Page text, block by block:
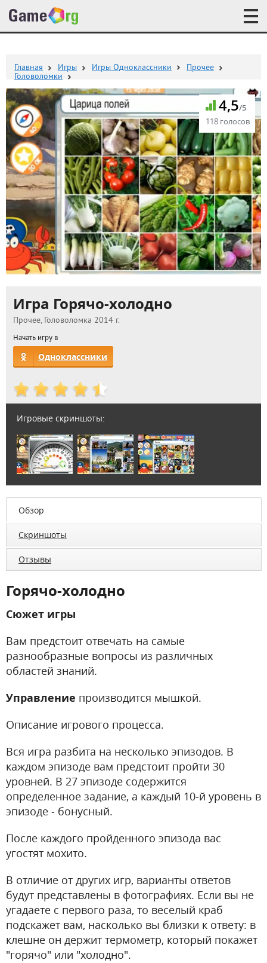
Главная Игры Игры Одноклассники
Прочее
Головоломки
4,5/5
118 голосов
Игра Горячо-холодно
Прочее, Головоломка 2014 г.
Начать игру в
Одноклассники
Игровые скриншоты:
Обзор
Скриншоты
Отзывы
Горячо-холодно
Сюжет игры
Вам предстоит отвечать на самые
разнообразные вопросы из различных
областей знаний.
Управление производится мышкой.
Описание игрового процесса.
Вся игра разбита на несколько эпизодов. В
каждом эпизоде вам предстоит пройти 30
уровней. В 27 эпизоде содержится
определенное задание, а каждый 10-й уровень в
эпизоде - бонусный.
После каждого пройденного эпизода вас
угостят мохито.
В отличие от других игр, варианты ответов
будут представлены в фотографиях. Если вы не
угадаете с первого раза, то веселый краб
подскажет вам, насколько вы близки к ответу: в
клешне он держит термометр, который покажет
"горячо" или "холодно".